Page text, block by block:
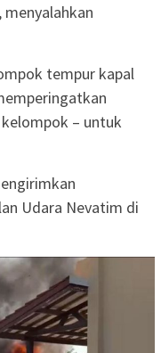
tempur kapal
– untuk
Udara Nevatim di